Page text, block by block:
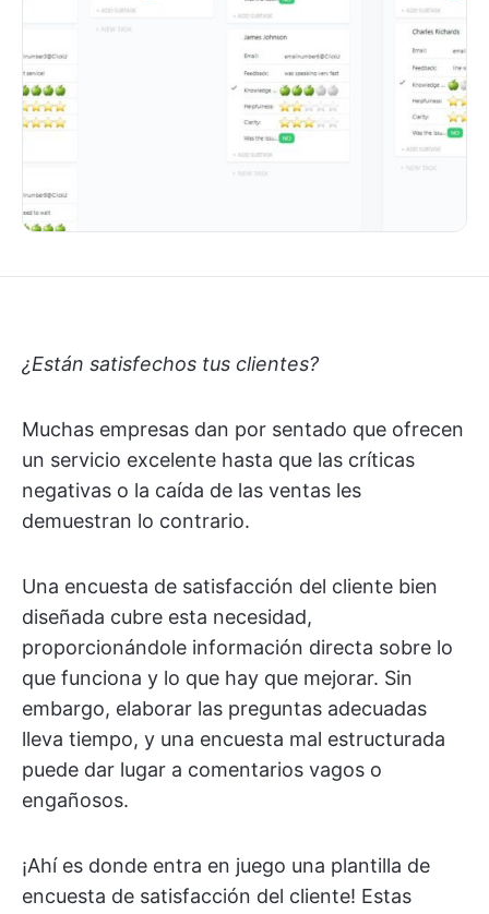
¿Están satisfechos tus clientes?
Muchas empresas dan por sentado que ofrecen
un servicio excelente hasta que las críticas
negativas o la caída de las ventas les
demuestran lo contrario.
Una encuesta de satisfacción del cliente bien
diseñada cubre esta necesidad,
proporcionándole información directa sobre lo
que funciona y lo que hay que mejorar. Sin
embargo, elaborar las preguntas adecuadas
lleva tiempo, y una encuesta mal estructurada
puede dar lugar a comentarios vagos o
engañosos.
¡Ahí es donde entra en juego una plantilla de
encuesta de satisfacción del cliente! Estas